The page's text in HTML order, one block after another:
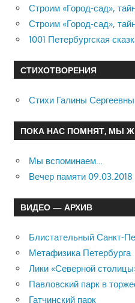
Строим «Город-сад»,
Строим «Город-сад»,
1001 Петербургская
СТИХОТВОРЕНИЯ
Стихи Галины Сергеевны
ПОКА НАС ПОМНЯТ, МЫ
Мы вспоминаем…
Вечер памяти 09.03.2018
ВИДЕО — АРХИВ
Блистательный Санкт-
Метафизика Петербурга
Лики «Северной
Павловский парк в
Гатчинский парк